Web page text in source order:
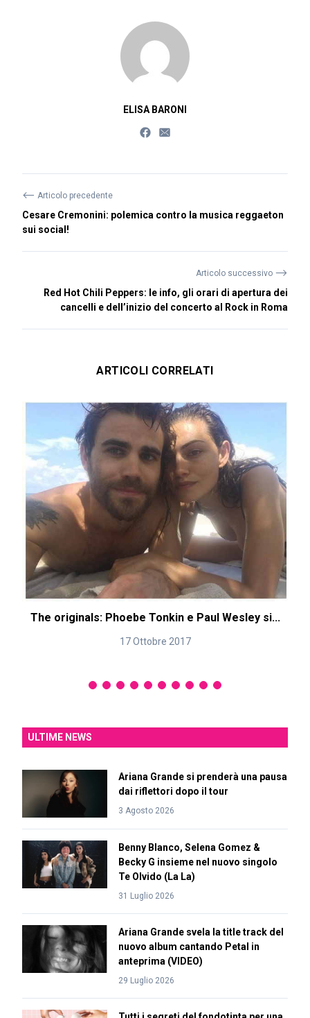
ELISA BARONI
⟵ Articolo precedente
Cesare Cremonini: polemica contro la musica reggaeton
sui social!
Articolo successivo ⟶
Red Hot Chili Peppers: le info, gli orari di apertura dei
cancelli e dell’inizio del concerto al Rock in Roma
ARTICOLI CORRELATI
The originals: Phoebe Tonkin e Paul Wesley si...
17 Ottobre 2017
ULTIME NEWS
Ariana Grande si prenderà una pausa
dai riflettori dopo il tour
3 Agosto 2026
Benny Blanco, Selena Gomez &
Becky G insieme nel nuovo singolo
Te Olvido (La La)
31 Luglio 2026
Ariana Grande svela la title track del
nuovo album cantando Petal in
anteprima (VIDEO)
29 Luglio 2026